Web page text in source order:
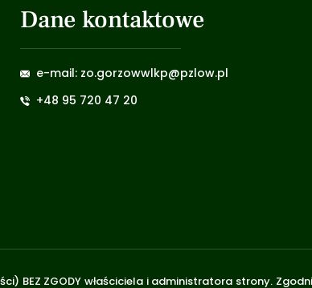
Dane kontaktowe
e-mail: zo.gorzowwlkp@pzlow.pl
+48 95 720 47 20
BEZ ZGODY właściciela i administratora strony.